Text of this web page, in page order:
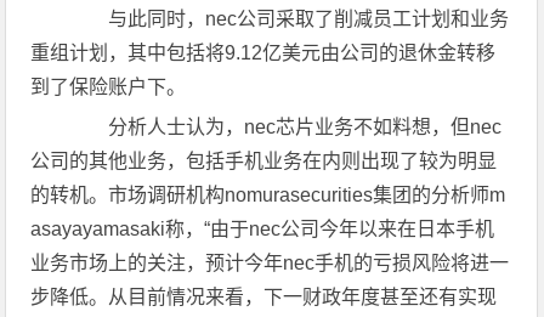
与此同时，nec公司采取了削减员工计划和业务
重组计划，其中包括将9.12亿美元由公司的退休金转移
到了保险账户下。
分析人士认为，nec芯片业务不如料想，但nec
公司的其他业务，包括手机业务在内则出现了较为明显
的转机。市场调研机构nomurasecurities集团的分析师m
asayayamasaki称，“由于nec公司今年以来在日本手机
业务市场上的关注，预计今年nec手机的亏损风险将进一
步降低。从目前情况来看，下一财政年度甚至还有实现